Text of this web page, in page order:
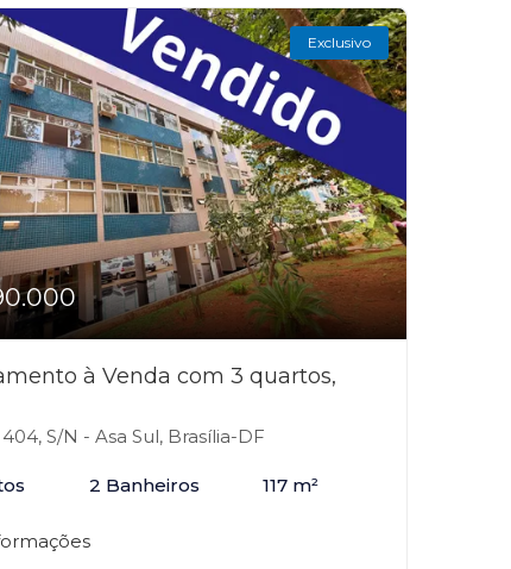
Exclusivo
à Venda com 3 quartos,
404, S/N - Asa Sul, Brasília-DF
2 Banheiros 117 m²